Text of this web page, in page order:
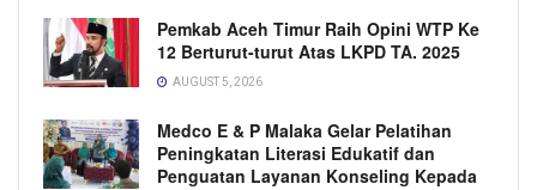
Pemkab Aceh Timur Raih Opini WTP Ke
12 Berturut-turut Atas LKPD TA. 2025
AUGUST 5, 2026
Medco E & P Malaka Gelar Pelatihan
Peningkatan Literasi Edukatif dan
Penguatan Layanan Konseling Kepada